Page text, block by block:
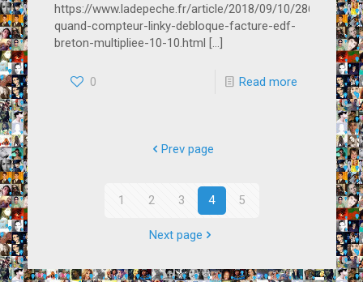
https://www.ladepeche.fr/article/2018/09/10/2865901-
quand-compteur-linky-debloque-facture-edf-
breton-multipliee-10-10.html […]
0 Read more
Prev page
1 2 3 4 5
Next page